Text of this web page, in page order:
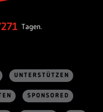
Tagen.
UNTERSTÜTZEN
SPONSORED